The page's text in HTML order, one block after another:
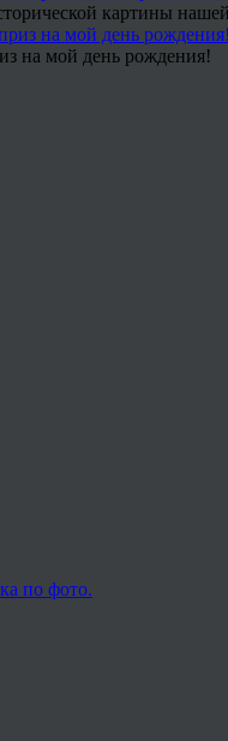
картины
на мой день рождения!
по фото.